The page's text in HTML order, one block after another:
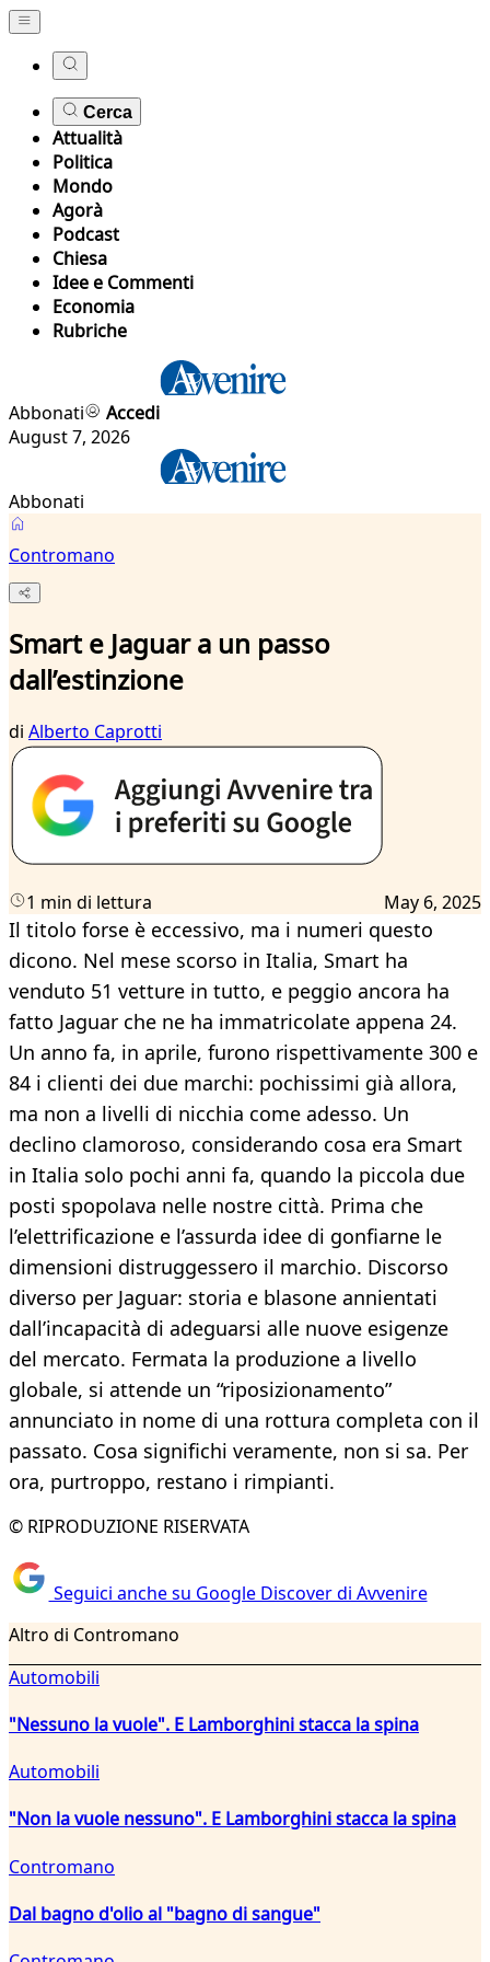
Cerca
Attualità
Politica
Mondo
Agorà
Podcast
Chiesa
Idee e Commenti
Economia
Rubriche
Abbonati
Accedi
August 7, 2026
Abbonati
Contromano
Smart e Jaguar a un passo
dall’estinzione
di Alberto Caprotti
1 min di lettura May 6, 2025
Il titolo forse è eccessivo, ma i numeri questo
dicono. Nel mese scorso in Italia, Smart ha
venduto 51 vetture in tutto, e peggio ancora ha
fatto Jaguar che ne ha immatricolate appena 24.
Un anno fa, in aprile, furono rispettivamente 300 e
84 i clienti dei due marchi: pochissimi già allora,
ma non a livelli di nicchia come adesso. Un
declino clamoroso, considerando cosa era Smart
in Italia solo pochi anni fa, quando la piccola due
posti spopolava nelle nostre città. Prima che
l’elettrificazione e l’assurda idee di gonfiarne le
dimensioni distruggessero il marchio. Discorso
diverso per Jaguar: storia e blasone annientati
dall’incapacità di adeguarsi alle nuove esigenze
del mercato. Fermata la produzione a livello
globale, si attende un “riposizionamento”
annunciato in nome di una rottura completa con il
passato. Cosa significhi veramente, non si sa. Per
ora, purtroppo, restano i rimpianti.
© RIPRODUZIONE RISERVATA
Seguici anche su Google Discover di Avvenire
Altro di Contromano
Automobili
"Nessuno la vuole". E Lamborghini stacca la spina
Automobili
"Non la vuole nessuno". E Lamborghini stacca la spina
Contromano
Dal bagno d'olio al "bagno di sangue"